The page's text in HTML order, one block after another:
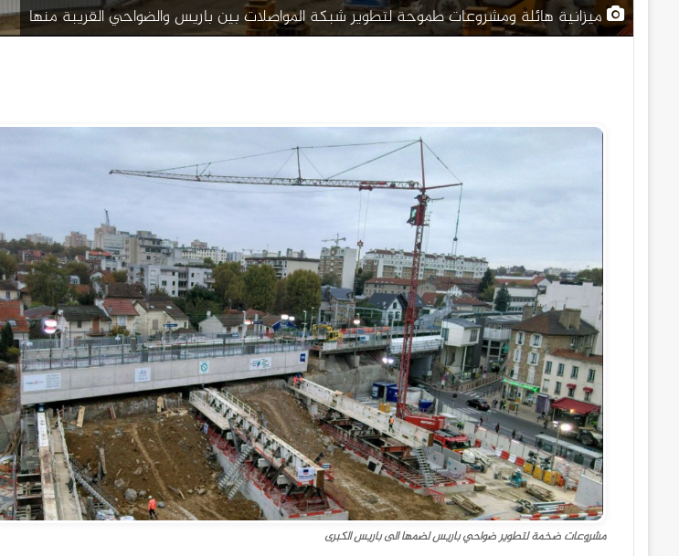
ميزانية هائلة ومشروعات طموحة لتطوير شبكة المواصلات بين باريس والضواحي القريبة منها
مشروعات ضخمة لتطوير ضواحي باريس لضمها الى باريس الكبرى